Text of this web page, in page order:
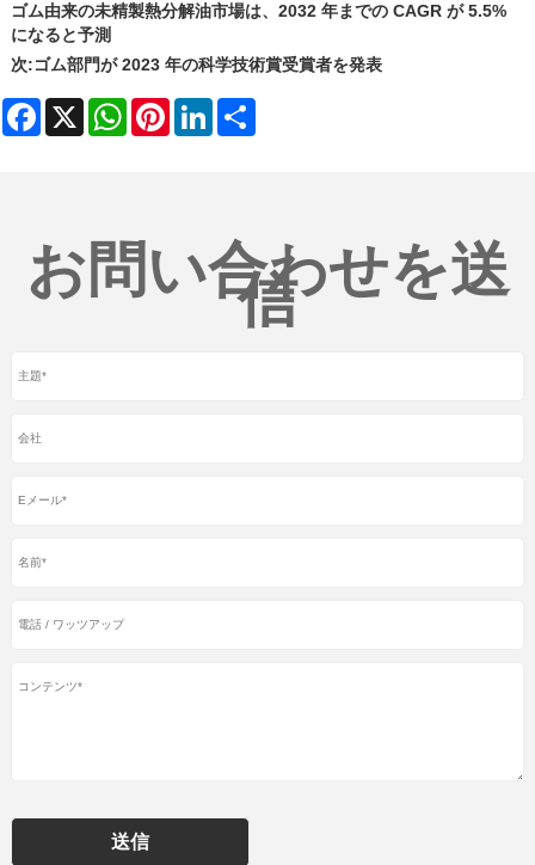
ゴム由来の未精製熱分解油市場は、2032 年までの CAGR が 5.5%
になると予測
次:ゴム部門が 2023 年の科学技術賞受賞者を発表
Facebook WhatsAppPinterest LinkedIn
お問い合わせを送
信
送信